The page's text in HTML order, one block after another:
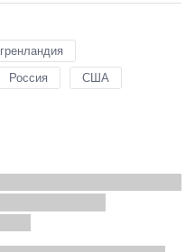
гренландия
Россия США